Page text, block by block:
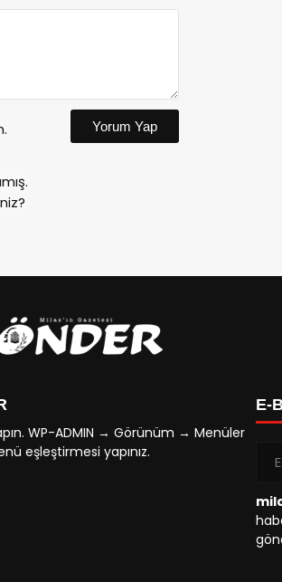
Yorum Yap
WP-ADMIN → Görünüm → Menüler
eşleştirmesi yapınız.
E-